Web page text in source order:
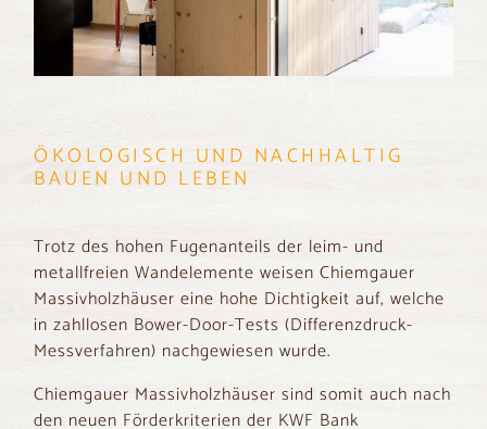
ÖKOLOGISCH UND NACHHALTIG
BAUEN UND LEBEN
Trotz des hohen Fugenanteils der leim- und
metallfreien Wandelemente weisen Chiemgauer
Massivholzhäuser eine hohe Dichtigkeit auf, welche
in zahllosen Bower-Door-Tests (Differenzdruck-
Messverfahren) nachgewiesen wurde.
Chiemgauer Massivholzhäuser sind somit auch nach
den neuen Förderkriterien der KWF Bank